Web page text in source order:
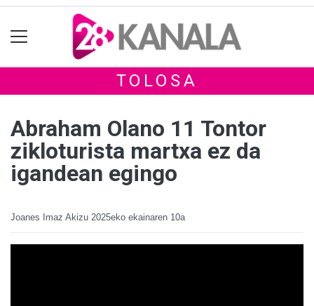
TOLOSA
Abraham Olano 11 Tontor
zikloturista martxa ez da
igandean egingo
Joanes Imaz Akizu 2025eko ekainaren 10a